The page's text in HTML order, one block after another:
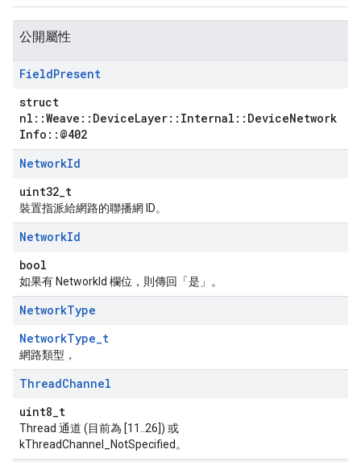
公開屬性
FieldPresent
struct
nl::Weave::DeviceLayer::Internal::DeviceNetwork
Info::@402
NetworkId
uint32_t
裝置指派給網路的聯播網 ID。
NetworkId
bool
如果有 NetworkId 欄位，則傳回「是」。
NetworkType
NetworkType_t
網路類型，
ThreadChannel
uint8_t
Thread 通道 (目前為 [11..26]) 或
kThreadChannel_NotSpecified。